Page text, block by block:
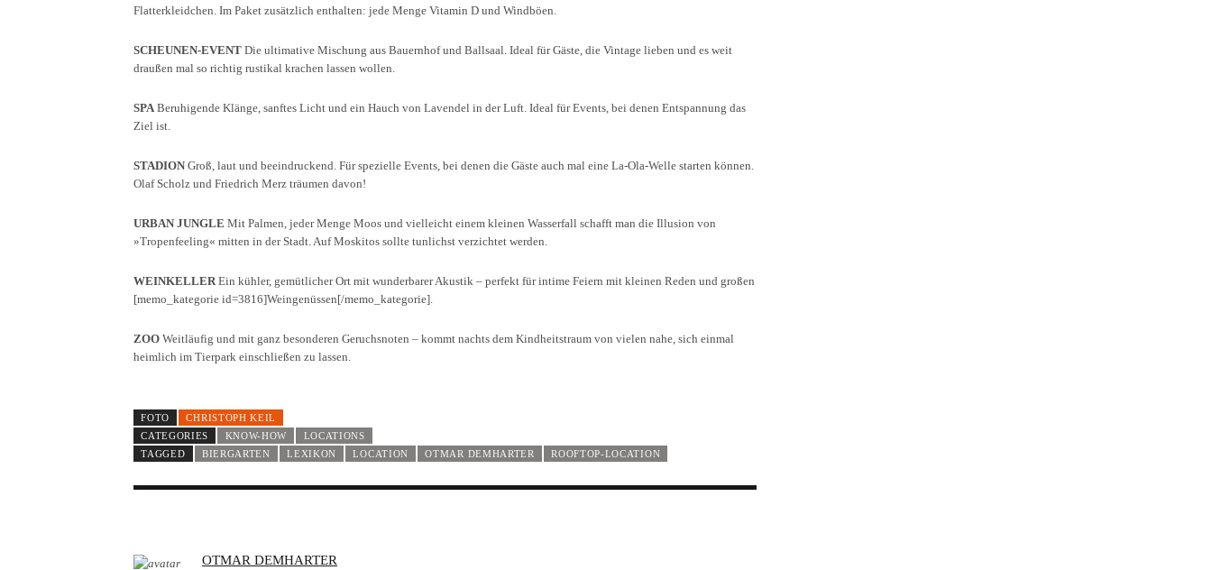
Flatterkleidchen. Im Paket zusätzlich enthalten: jede Menge Vitamin D und Windböen.
SCHEUNEN-EVENT Die ultimative Mischung aus Bauernhof und Ballsaal. Ideal für Gäste, die Vintage lieben und es weit
draußen mal so richtig rustikal krachen lassen wollen.
SPA Beruhigende Klänge, sanftes Licht und ein Hauch von Lavendel in der Luft. Ideal für Events, bei denen Entspannung das
Ziel ist.
STADION Groß, laut und beeindruckend. Für spezielle Events, bei denen die Gäste auch mal eine La-Ola-Welle starten können.
Olaf Scholz und Friedrich Merz träumen davon!
URBAN JUNGLE Mit Palmen, jeder Menge Moos und vielleicht einem kleinen Wasserfall schafft man die Illusion von
»Tropenfeeling« mitten in der Stadt. Auf Moskitos sollte tunlichst verzichtet werden.
WEINKELLER Ein kühler, gemütlicher Ort mit wunderbarer Akustik – perfekt für intime Feiern mit kleinen Reden und großen
[memo_kategorie id=3816]Weingenüssen[/memo_kategorie].
ZOO Weitläufig und mit ganz besonderen Geruchsnoten – kommt nachts dem Kindheitstraum von vielen nahe, sich einmal
heimlich im Tierpark einschließen zu lassen.
FOTO
CHRISTOPH KEIL
CATEGORIES
KNOW-HOW
LOCATIONS
TAGGED
BIERGARTEN LEXIKON LOCATION OTMAR DEMHARTER ROOFTOP-LOCATION
A
OTMAR DEMHARTER